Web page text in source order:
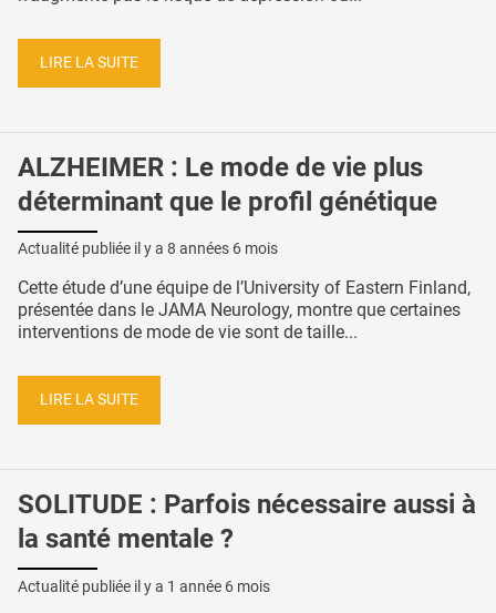
LIRE LA SUITE
ALZHEIMER : Le mode de vie plus
déterminant que le profil génétique
Actualité publiée il y a 8 années 6 mois
Cette étude d’une équipe de l’University of Eastern Finland,
présentée dans le JAMA Neurology, montre que certaines
interventions de mode de vie sont de taille...
LIRE LA SUITE
SOLITUDE : Parfois nécessaire aussi à
la santé mentale ?
Actualité publiée il y a 1 année 6 mois